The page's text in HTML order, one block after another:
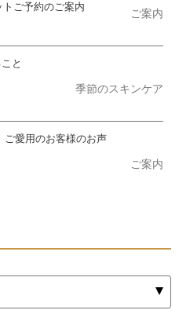
ご予約のご案内
ご案内
と
季節のスキンケア
ご愛用のお客様のお声
ご案内